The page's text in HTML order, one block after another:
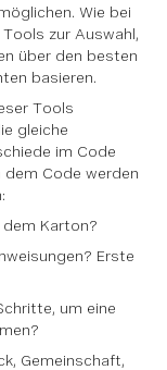
Wie bei
zur Auswahl,
über den besten
basieren.
Tools
gleiche
im Code
dem Code werden
dem Karton?
Erste
um eine
Gemeinschaft,